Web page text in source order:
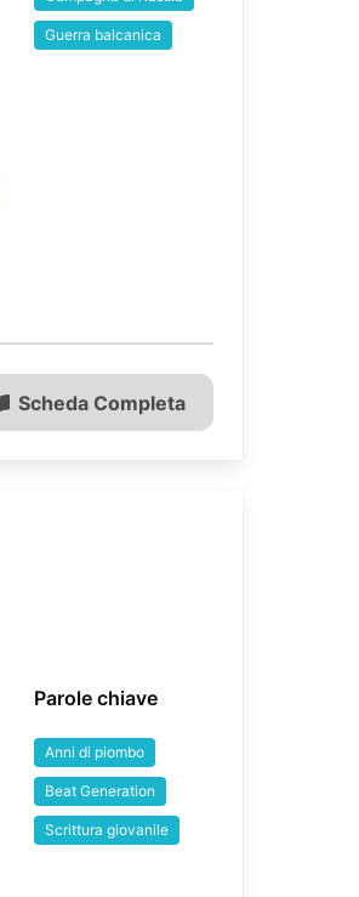
Guerra balcanica
Scheda Completa
Parole chiave
Anni di piombo
Beat Generation
Scrittura giovanile